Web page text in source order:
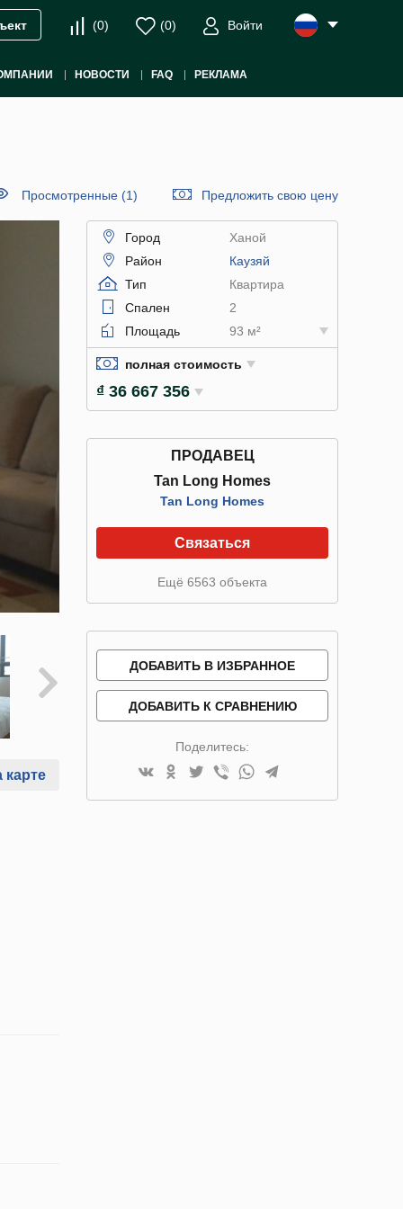
(0) (0) Войти
НОВОСТИ FAQ РЕКЛАМА
Просмотренные (1) Предложить свою цену
карте
Город
Ханой
Район
Каузяй
Тип
Квартира
Спален
2
Площадь
93 м²
полная стоимость
₫ 36 667 356
ПРОДАВЕЦ
Tan Long Homes
Tan Long Homes
Связаться
Ещё 6563 объекта
ДОБАВИТЬ В ИЗБРАННОЕ
ДОБАВИТЬ К СРАВНЕНИЮ
Поделитесь: